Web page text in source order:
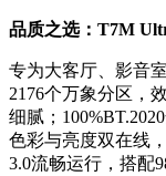
品质之选：T7M
专为大客厅、影音
2176个万象分区，
细腻；
色彩与亮度双在线
3.0流畅运行，搭配